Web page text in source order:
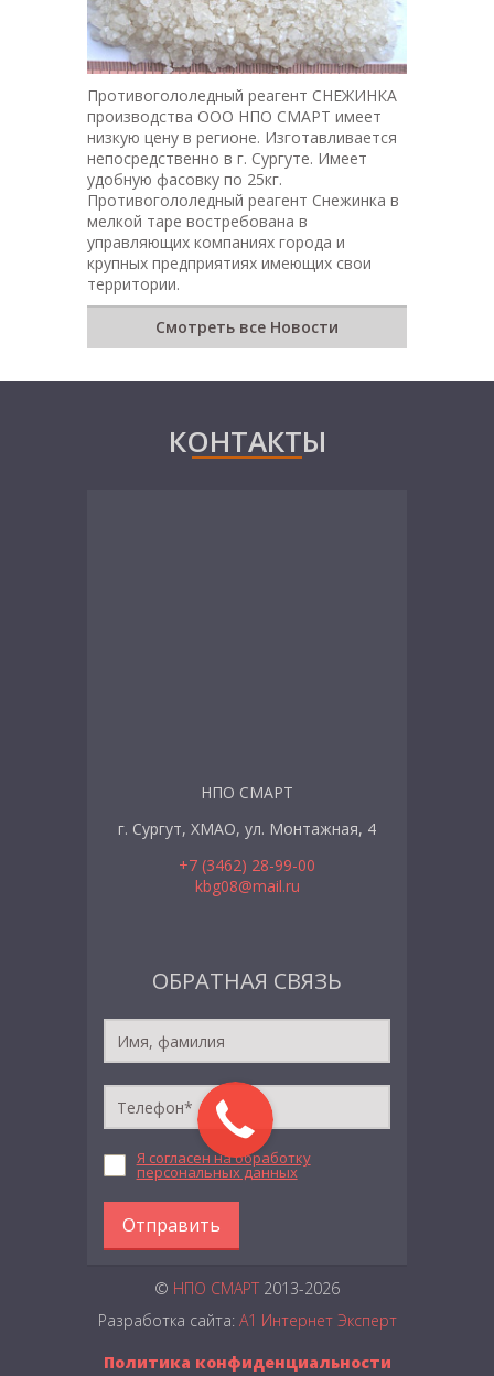
Противогололедный реагент СНЕЖИНКА
производства ООО НПО СМАРТ имеет
низкую цену в регионе. Изготавливается
непосредственно в г. Сургуте. Имеет
удобную фасовку по 25кг.
Противогололедный реагент Снежинка в
мелкой таре востребована в
управляющих компаниях города и
крупных предприятиях имеющих свои
территории.
Смотреть все Новости
КОНТАКТЫ
НПО СМАРТ
г. Сургут, ХМАО, ул. Монтажная, 4
+7 (3462) 28-99-00
kbg08@mail.ru
ОБРАТНАЯ СВЯЗЬ
Я согласен на обработку
персональных данных
Отправить
© НПО СМАРТ 2013-2026
Разработка сайта: А1 Интернет Эксперт
Политика конфиденциальности